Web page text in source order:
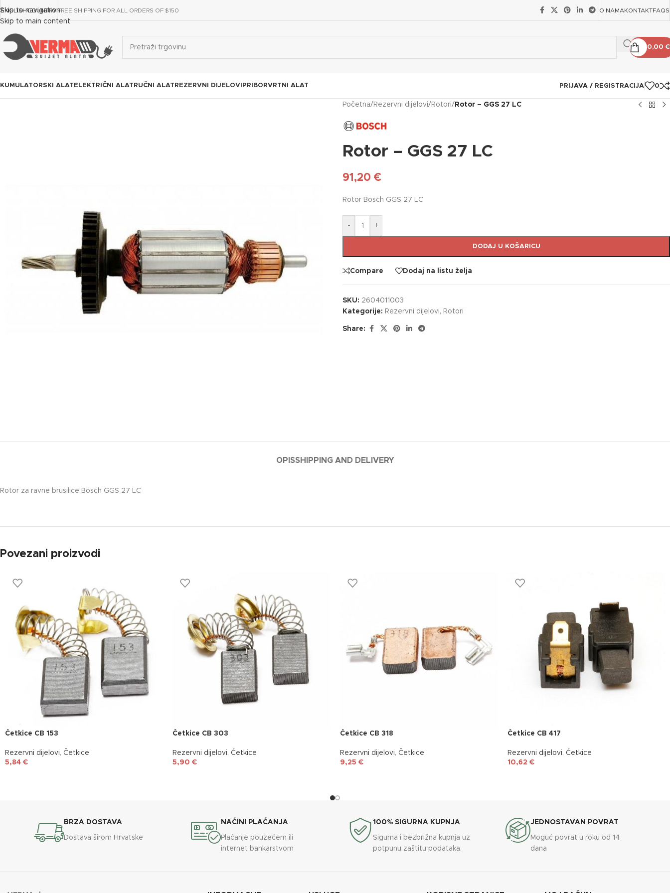
Skip to navigation
Skip to main content
ENGLISHCOUNTRYFREE SHIPPING FOR ALL ORDERS OF $150 O NAMAKONTAKTFAQS
0,00€
ALAT ELEKTRIČNI ALAT RUČNI ALAT REZERVNI DIJELOVI PRIBORVRTNI ALAT PRIJAVA / REGISTRACIJA 0
Početna/ Rezervni dijelovi/ Rotori/ Rotor – GGS 27 LC
Rotor – GGS 27 LC
91,20 €
Rotor Bosch GGS 27 LC
- +
DODAJ U KOŠARICU
Compare Dodaj na listu želja
SKU: 2604011003
Kategorije: Rezervni dijelovi, Rotori
Share:
OPISSHIPPING AND DELIVERY
Rotor za ravne brusilice Bosch GGS 27 LC
Povezani proizvodi
Četkice CB 153
Rezervni dijelovi, Četkice
5,84 €
Četkice CB 303
Rezervni dijelovi, Četkice
5,90 €
Četkice CB 318
Rezervni dijelovi, Četkice
9,25 €
Četkice CB 417
Rezervni dijelovi, Četkice
10,62 €
BRZA DOSTAVA
Dostava širom Hrvatske
NAĆINI PLAĆANJA
Plaćanje pouzećem ili
internet bankarstvom
100% SIGURNA KUPNJA
Sigurna i bezbrižna kupnja uz
potpunu zaštitu podataka.
JEDNOSTAVAN POVRAT
Moguć povrat u roku od 14
dana